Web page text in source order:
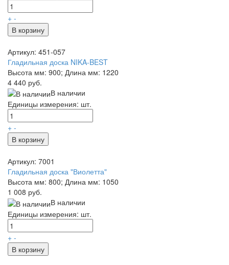
+ -
В корзину
Артикул: 451-057
Гладильная доска NIKA-BEST
Высота мм: 900; Длина мм: 1220
4 440 руб.
В наличии
Единицы измерения: шт.
+ -
В корзину
Артикул: 7001
Гладильная доска "Виолетта"
Высота мм: 800; Длина мм: 1050
1 008 руб.
В наличии
Единицы измерения: шт.
+ -
В корзину